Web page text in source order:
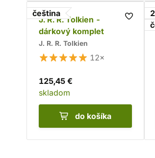
čeština
J. R. R. Tolkien -
dárkový komplet
J. R. R. Tolkien
12×
125,45 €
skladom
do košíka
2